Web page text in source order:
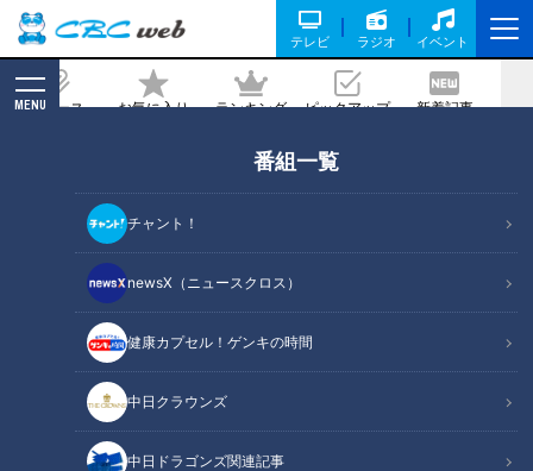
テレビ ラジオ イベント
ニュース お気に入り ランキング ピックアップ 新着記事
MENU
番組一覧
チャント！
newsX（ニュースクロス）
健康カプセル！ゲンキの時間
中日クラウンズ
中日ドラゴンズ関連記事
2026/05/26 06:01
RadiChubu（ラジチューブ）
北野誠のズバリ
『北野誠のズバリサタデー』（ＣＢＣラジオ）の1コーナー